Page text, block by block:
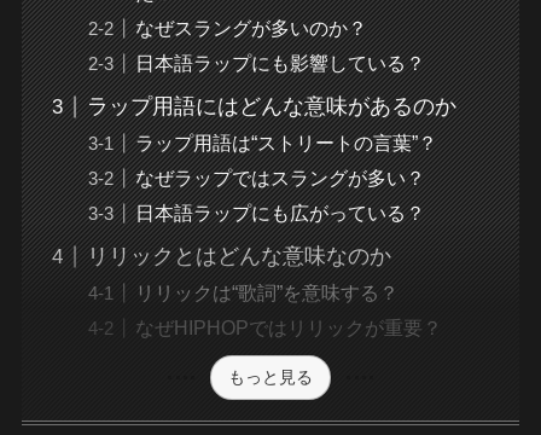
なぜスラングが多いのか？
日本語ラップにも影響している？
ラップ用語にはどんな意味があるのか
ラップ用語は“ストリートの言葉”？
なぜラップではスラングが多い？
日本語ラップにも広がっている？
リリックとはどんな意味なのか
リリックは“歌詞”を意味する？
なぜHIPHOPではリリックが重要？
もっと見る